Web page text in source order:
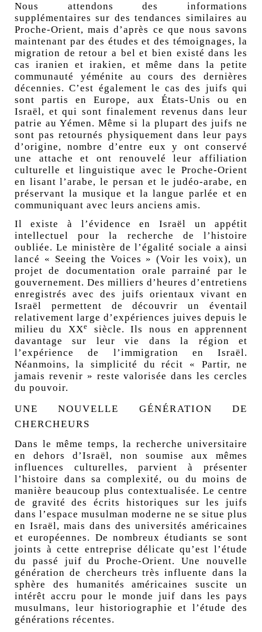
Nous attendons des informations
supplémentaires sur des tendances similaires au
Proche-Orient, mais d’après ce que nous savons
maintenant par des études et des témoignages, la
migration de retour a bel et bien existé dans les
cas iranien et irakien, et même dans la petite
communauté yéménite au cours des dernières
décennies. C’est également le cas des juifs qui
sont partis en Europe, aux États-Unis ou en
Israël, et qui sont finalement revenus dans leur
patrie au Yémen. Même si la plupart des juifs ne
sont pas retournés physiquement dans leur pays
d’origine, nombre d’entre eux y ont conservé
une attache et ont renouvelé leur affiliation
culturelle et linguistique avec le Proche-Orient
en lisant l’arabe, le persan et le judéo-arabe, en
préservant la musique et la langue parlée et en
communiquant avec leurs anciens amis.
Il existe à l’évidence en Israël un appétit
intellectuel pour la recherche de l’histoire
oubliée. Le ministère de l’égalité sociale a ainsi
lancé « Seeing the Voices » (Voir les voix), un
projet de documentation orale parrainé par le
gouvernement. Des milliers d’heures d’entretiens
enregistrés avec des juifs orientaux vivant en
Israël permettent de découvrir un éventail
relativement large d’expériences juives depuis le
milieu duXXe
siècle. Ils nous en apprennent
davantage sur leur vie dans la région et
l’expérience de l’immigration en Israël.
Néanmoins, la simplicité du récit «
Partir, ne
jamais revenir » reste valorisée dans les cercles
du pouvoir.
UNE NOUVELLE GÉNÉRATION DE
CHERCHEURS
Dans le même temps, la recherche universitaire
en dehors d’Israël, non soumise aux mêmes
influences culturelles, parvient à présenter
l’histoire dans sa complexité, ou du moins de
manière beaucoup plus contextualisée. Le centre
de gravité des écrits historiques sur les juifs
dans l’espace musulman moderne ne se situe plus
en Israël, mais dans des universités américaines
et européennes. De nombreux étudiants se sont
joints à cette entreprise délicate qu’est l’étude
du passé juif du Proche-Orient. Une nouvelle
génération de chercheurs très influente dans la
sphère des humanités américaines suscite un
intérêt accru pour le monde juif dans les pays
musulmans, leur historiographie et l’étude des
générations récentes.